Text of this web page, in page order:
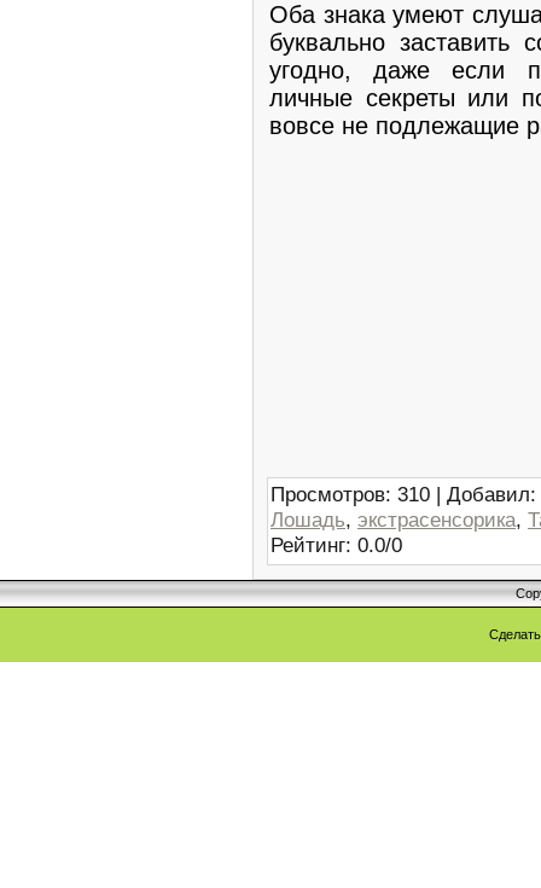
Оба знака умеют
буквально заставить
угодно, даже если
личные секреты или
вовсе не подлежащие
Просмотров: 310 | Добавил:
Лошадь, экстрасенсорика,
Рейтинг: 0.0/0